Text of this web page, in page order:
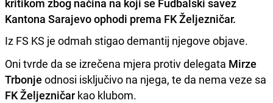
Kantona Sarajevo ophodi prema FK Željezničar.
Iz FS KS je odmah stigao demantij njegove objave.
Oni tvrde da se izrečena mjera protiv delegata Mirze
Trbonje odnosi isključivo na njega, te da nema veze sa
FK Željezničar kao klubom.